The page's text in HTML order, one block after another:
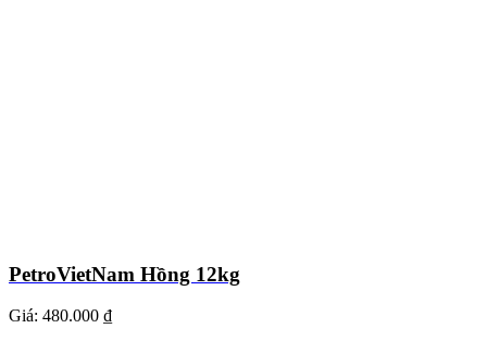
PetroVietNam Hồng 12kg
Giá: 480.000 ₫